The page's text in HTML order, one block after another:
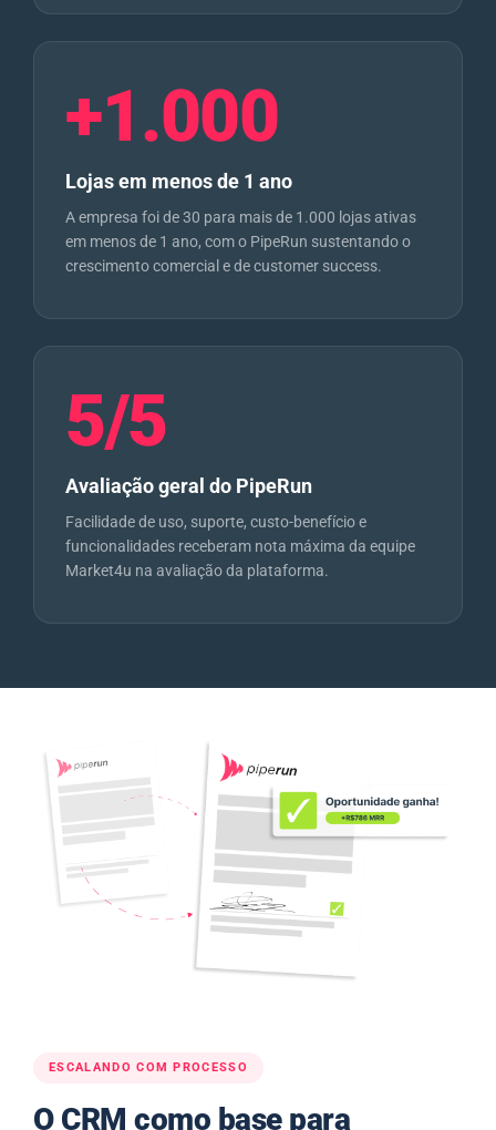
+1.000
Lojas em menos de 1 ano
A empresa foi de 30 para mais de 1.000 lojas ativas
em menos de 1 ano, com o PipeRun sustentando o
crescimento comercial e de customer success.
5/5
Avaliação geral do PipeRun
Facilidade de uso, suporte, custo-benefício e
funcionalidades receberam nota máxima da equipe
Market4u na avaliação da plataforma.
ESCALANDO COM PROCESSO
O CRM como base para